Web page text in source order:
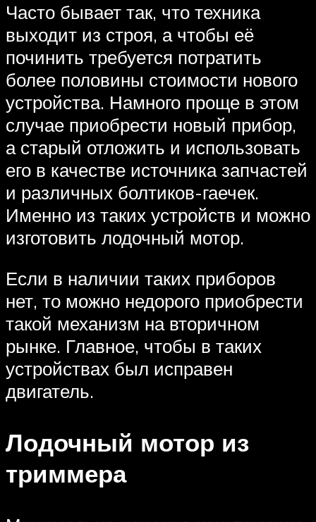
Часто бывает так, что техника
выходит из строя, а чтобы её
починить требуется потратить
более половины стоимости нового
устройства. Намного проще в этом
случае приобрести новый прибор,
а старый отложить и использовать
его в качестве источника запчастей
и различных болтиков-гаечек.
Именно из таких устройств и можно
изготовить лодочный мотор.
Если в наличии таких приборов
нет, то можно недорого приобрести
такой механизм на вторичном
рынке. Главное, чтобы в таких
устройствах был исправен
двигатель.
Лодочный мотор из
триммера